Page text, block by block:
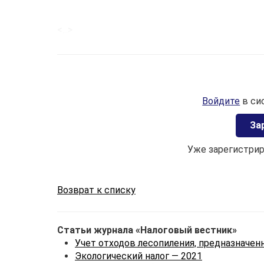
Войдите в
Уже
Возврат к списку
Статьи журнала «Налоговый вестник»
Учет отходов лесопиления,
Экологический налог — 2021